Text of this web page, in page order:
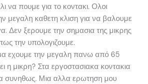
να πουμε για το κοντακι. Ολοι
μεγαλη καθετη κλιση για να βαλουμε
Δεν ξερουμε την σημασια της μικρης
την υπολογιζουμε.
εχουμε την μεγαλη πανω από 65
η μικρη? Στα εργοστασιακα κοντακια
συνηθως. Μια αλλα ερωτηση μου